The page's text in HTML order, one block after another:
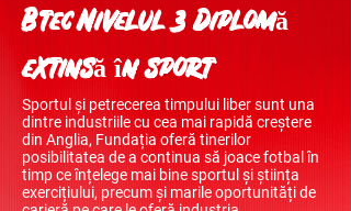
Btec Nivelul 3 Diplomă
extinsă în sport
Sportul și petrecerea timpului liber sunt una
dintre industriile cu cea mai rapidă creștere
din Anglia, Fundația oferă tinerilor
posibilitatea de a continua să joace fotbal în
timp ce înțelege mai bine sportul și știința
exercițiului, precum și marile oportunități de